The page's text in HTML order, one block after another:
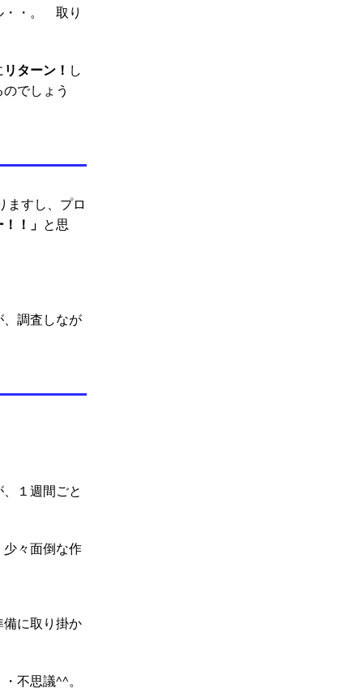
・・。 取り
リターン！ し
でしょう
ますし、プロ
！」 と思
調査しなが
１週間ごと
々面倒な作
に取り掛か
不思議^^。